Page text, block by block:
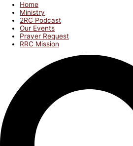
Home
Ministry
2RC Podcast
Our Events
Prayer Request
RRC Mission